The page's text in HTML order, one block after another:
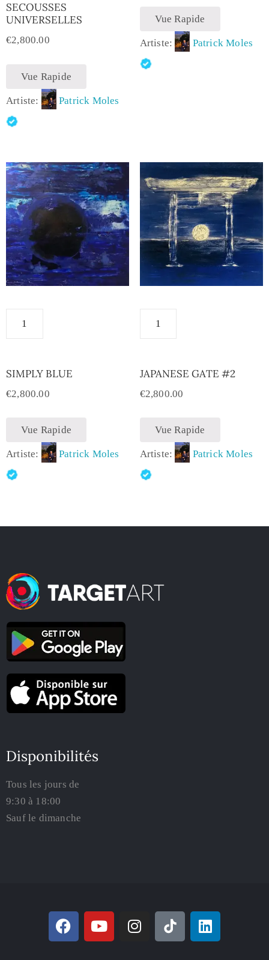
SECOUSSES
UNIVERSELLES
€2,800.00
Vue Rapide
Artiste: Patrick Moles
Vue Rapide
Artiste: Patrick Moles
SIMPLY BLUE
€2,800.00
Vue Rapide
Artiste: Patrick Moles
JAPANESE GATE #2
€2,800.00
Vue Rapide
Artiste: Patrick Moles
Disponibilités
Tous les jours de
9:30 à 18:00
Sauf le dimanche